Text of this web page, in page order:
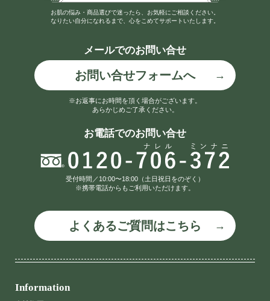
お肌の悩み・商品選びで迷ったら、お気軽にご相談ください。
なりたい自分になれるまで、心をこめてサポートいたします。
メールでのお問い合せ
お問い合せフォームへ
※お返事にお時間を頂く場合がございます。
あらかじめご了承ください。
お電話でのお問い合せ
受付時間／10:00〜18:00（土日祝日をのぞく）
※携帯電話からもご利用いただけます。
よくあるご質問はこちら
Information